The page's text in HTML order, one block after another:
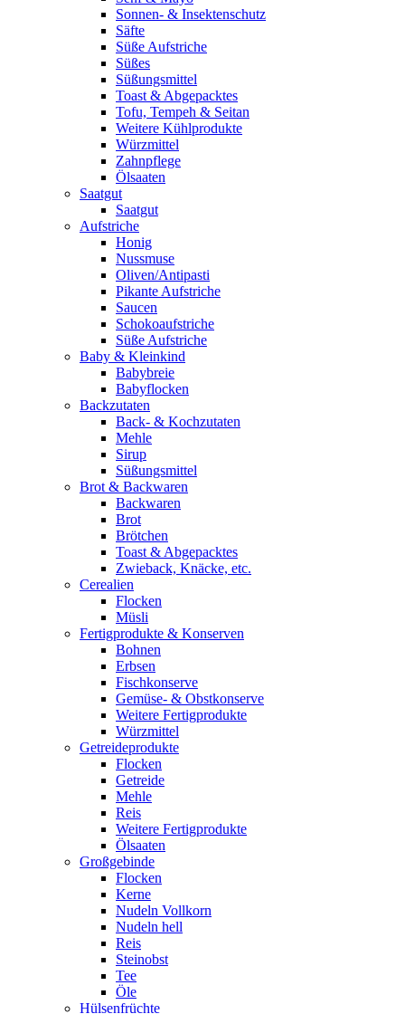
Sonnen- & Insektenschutz
Säfte
Süße Aufstriche
Süßes
Süßungsmittel
Toast & Abgepacktes
Tofu, Tempeh & Seitan
Weitere Kühlprodukte
Würzmittel
Zahnpflege
Ölsaaten
Saatgut
Saatgut
Aufstriche
Honig
Nussmuse
Oliven/Antipasti
Pikante Aufstriche
Saucen
Schokoaufstriche
Süße Aufstriche
Baby & Kleinkind
Babybreie
Babyflocken
Backzutaten
Back- & Kochzutaten
Mehle
Sirup
Süßungsmittel
Brot & Backwaren
Backwaren
Brot
Brötchen
Toast & Abgepacktes
Zwieback, Knäcke, etc.
Cerealien
Flocken
Müsli
Fertigprodukte & Konserven
Bohnen
Erbsen
Fischkonserve
Gemüse- & Obstkonserve
Weitere Fertigprodukte
Würzmittel
Getreideprodukte
Flocken
Getreide
Mehle
Reis
Weitere Fertigprodukte
Ölsaaten
Großgebinde
Flocken
Kerne
Nudeln Vollkorn
Nudeln hell
Reis
Steinobst
Tee
Öle
Hülsenfrüchte